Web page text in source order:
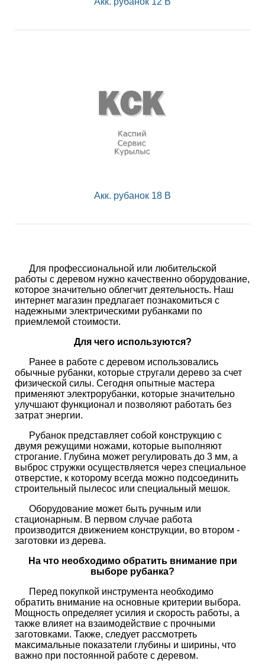
Акк. рубанок 18 В
Для профессиональной или любительской
работы с деревом нужно качественно оборудование,
которое значительно облегчит деятельность. Наш
интернет магазин предлагает познакомиться с
надежными электрическими рубанками по
приемлемой стоимости.
Для чего используются?
Ранее в работе с деревом использовались
обычные рубанки, которые стругали дерево за счет
физической силы. Сегодня опытные мастера
применяют электрорубанки, которые значительно
улучшают функционал и позволяют работать без
затрат энергии.
Рубанок представляет собой конструкцию с
двумя режущими ножами, которые выполняют
строгание. Глубина может регулировать до 3 мм, а
выброс стружки осуществляется через специальное
отверстие, к которому всегда можно подсоединить
строительный пылесос или специальный мешок.
Оборудование может быть ручным или
стационарным. В первом случае работа
производится движением конструкции, во втором -
заготовки из дерева.
На что необходимо обратить внимание при
выборе рубанка?
Перед покупкой инструмента необходимо
обратить внимание на основные критерии выбора.
Мощность определяет усилия и скорость работы, а
также влияет на взаимодействие с прочными
заготовками. Также, следует рассмотреть
максимальные показатели глубины и ширины, что
важно при постоянной работе с деревом.